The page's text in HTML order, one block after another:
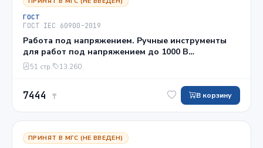
ГОСТ
ГОСТ IEC 60900-2019
Работа под напряжением. Ручные инструменты
для работ под напряжением до 1000 В
переменного и 1500 В постоянного тока. Общие
требования и методы испытаний
51 стр. 13.260
7444 ₸ В корзину
ПРИНЯТ В МГС (НЕ ВВЕДЕН)